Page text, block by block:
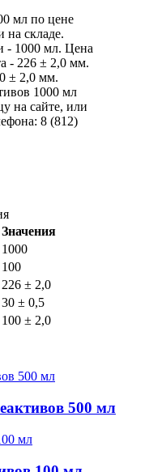
мл по цене
на складе.
- 1000 мл. Цена
- 226 ± 2,0 мм.
± 2,0 мм.
1000 мл
на сайте, или
8 (812)
Значения
1000
100
226 ± 2,0
30 ± 0,5
100 ± 2,0
500 мл